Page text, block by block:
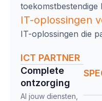
toekomstbestendige
IT-oplossingen
IT-oplossingen die
ICT PARTNER
Complete
ontzorging​
Al jouw diensten,